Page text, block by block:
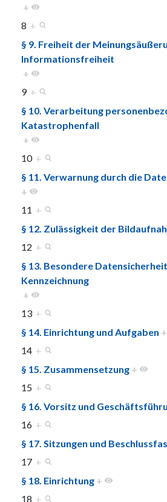
+
8 +
§ 9. Freiheit der
Informationsfreiheit
+
9 +
§ 10. Verarbeitung
Katastrophenfall
+
10 +
§ 11. Verwarnung durch die
+
11 +
§ 12. Zulässigkeit der
12 +
§ 13. Besondere
Kennzeichnung
+
13 +
§ 14. Einrichtung und Aufgaben +
14 +
§ 15. Zusammensetzung +
15 +
§ 16. Vorsitz und
16 +
§ 17. Sitzungen und
17 +
§ 18. Einrichtung +
18 +